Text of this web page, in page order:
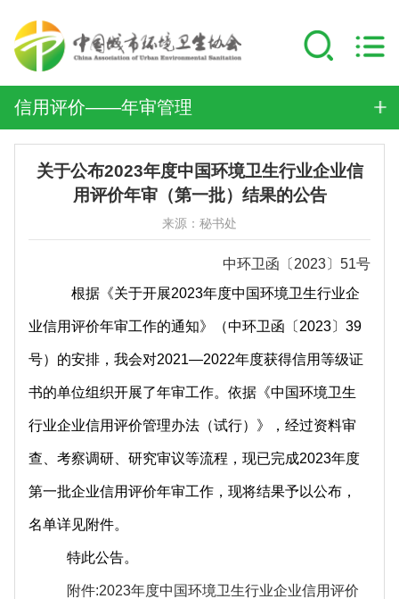
信用评价——年审管理
关于公布2023年度中国环境卫生行业企业信
用评价年审（第一批）结果的公告
来源：秘书处
中环卫函〔2023〕51号
根据《关于开展2023年度中国环境卫生行业企
业信用评价年审工作的通知》（中环卫函〔2023〕39
号）的安排，我会对2021—2022年度获得信用等级证
书的单位组织开展了年审工作。依据《中国环境卫生
行业企业信用评价管理办法（试行）》，经过资料审
查、考察调研、研究审议等流程，现已完成2023年度
第一批企业信用评价年审工作，现将结果予以公布，
名单详见附件。
特此公告。
附件:2023年度中国环境卫生行业企业信用评价